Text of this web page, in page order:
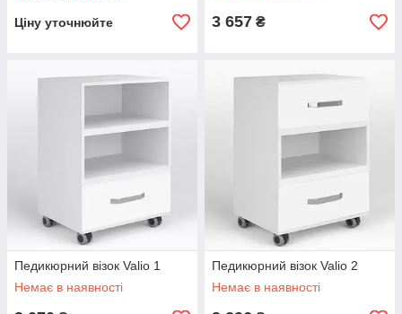
Ціну уточнюйте 3 657 ₴
Педикюрний візок Valio 1
Немає в наявності
Педикюрний візок Valio 2
Немає в наявності